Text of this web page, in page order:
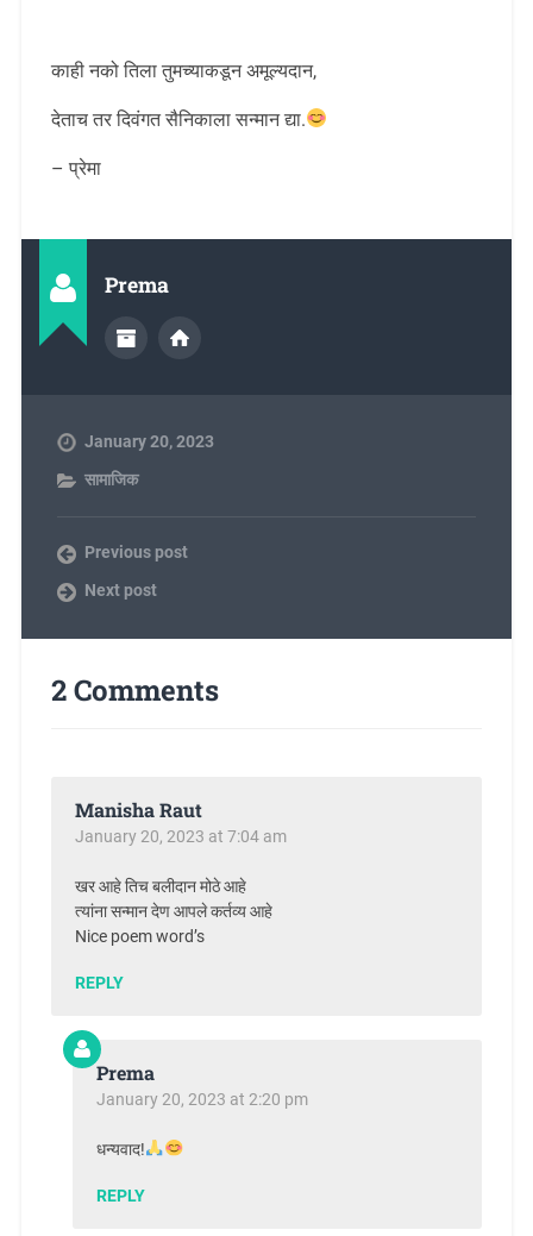
काही नको तिला तुमच्याकडून अमूल्यदान,
देताच तर दिवंगत सैनिकाला सन्मान द्या.
– प्रेमा
Prema
January 20, 2023
सामाजिक
Previous post
Next post
2 Comments
Manisha Raut
January 20, 2023 at 7:04 am
खर आहे तिच बलीदान मोठे आहे
त्यांना सन्मान देण आपले कर्तव्य आहे
Nice poem word’s
REPLY
Prema
January 20, 2023 at 2:20 pm
धन्यवाद!
REPLY